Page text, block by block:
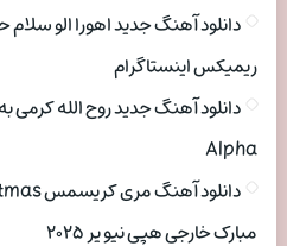
دانلود آهنگ جدید اهورا الو
ریمیکس اینستاگرام
Alpha
مبارک خارجی هپی نیو یر ۲۰۲۵